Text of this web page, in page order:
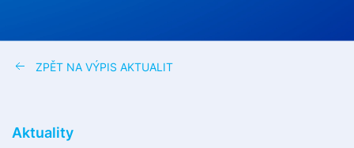
ZPĚT NA VÝPIS AKTUALIT
Aktuality